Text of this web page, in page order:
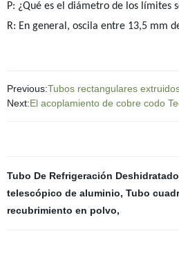
P: ¿Qué es el diámetro de los límites
R: En general, oscila entre 13,5 mm
Previous:Tubos rectangulares
Next:El acoplamiento de cobre codo
Tubo De Refrigeración Deshidratado
telescópico de aluminio, Tubo
recubrimiento en polvo,